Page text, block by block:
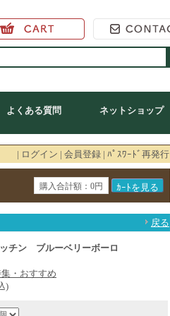
よくある質問 ネットショップ
| ログイン | 会員登録 | ﾊﾟｽﾜｰﾄﾞ再発行
購入合計額：0円
戻る
チン ブルーベリーボーロ
・おすすめ
)